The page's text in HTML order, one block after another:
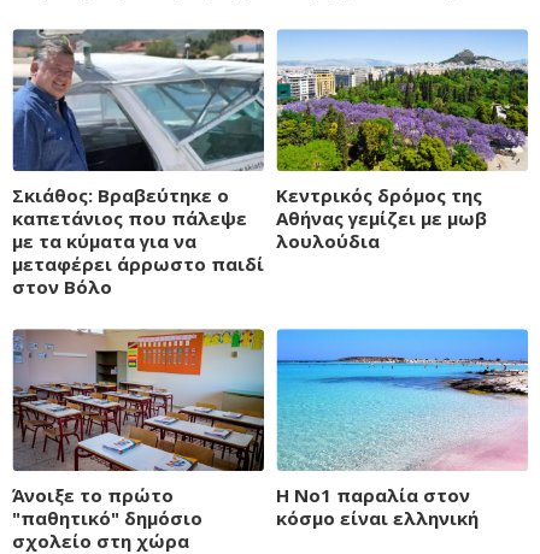
Σκιάθος: Βραβεύτηκε ο
καπετάνιος που πάλεψε
με τα κύματα για να
μεταφέρει άρρωστο παιδί
στον Βόλο
Κεντρικός δρόμος της
Αθήνας γεμίζει με μωβ
λουλούδια
Άνοιξε το πρώτο
"παθητικό" δημόσιο
σχολείο στη χώρα
H Nο1 παραλία στον
κόσμο είναι ελληνική